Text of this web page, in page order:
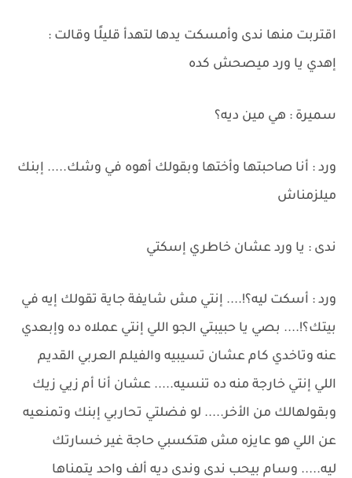
اقتربت منها ندى وأمسكت يدها لتهدأ قليلًا وقالت :
إهدي يا ورد ميصحش كده
سميرة : هي مين ديه؟
ورد : أنا صاحبتها وأختها وبقولك أهوه في وشك..... إبنك
ميلزمناش
ندى : يا ورد عشان خاطري إسكتي
ورد : أسكت ليه؟!.... إنتي مش شايفة جاية تقولك إيه في
بيتك؟!.... بصي يا حبيبتي الجو اللي إنتي عملاه ده وإبعدي
عنه وتاخدي كام عشان تسيبيه والفيلم العربي القديم
اللي إنتي خارجة منه ده تنسيه..... عشان أنا أم زيي زيك
وبقولهالك من الأخر..... لو فضلتي تحاربي إبنك وتمنعيه
عن اللي هو عايزه مش هتكسبي حاجة غير خسارتك
ليه..... وسام بيحب ندى وندى ديه ألف واحد يتمناها